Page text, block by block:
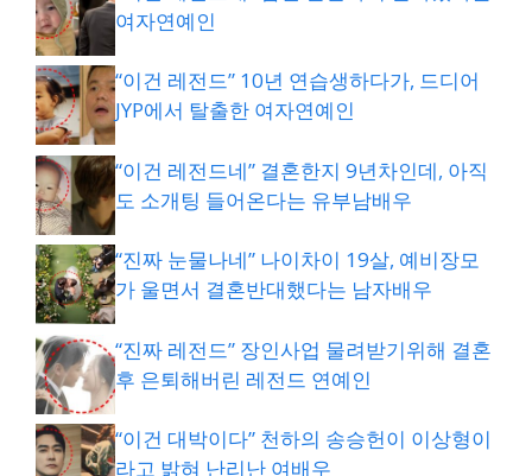
여자연예인
“이건 레전드” 10년 연습생하다가, 드디어
JYP에서 탈출한 여자연예인
“이건 레전드네” 결혼한지 9년차인데, 아직
도 소개팅 들어온다는 유부남배우
“진짜 눈물나네” 나이차이 19살, 예비장모
가 울면서 결혼반대했다는 남자배우
“진짜 레전드” 장인사업 물려받기위해 결혼
후 은퇴해버린 레전드 연예인
“이건 대박이다” 천하의 송승헌이 이상형이
라고 밝혀 난리난 여배우